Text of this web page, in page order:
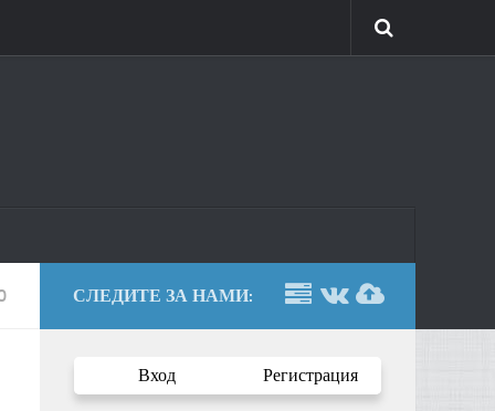
СЛЕДИТЕ ЗА НАМИ:
Вход Регистрация